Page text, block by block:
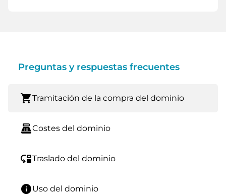
Preguntas y respuestas frecuentes
shopping_cartTramitación de la compra del dominio
point_of_saleCostes del dominio
move_downTraslado del dominio
infoUso del dominio